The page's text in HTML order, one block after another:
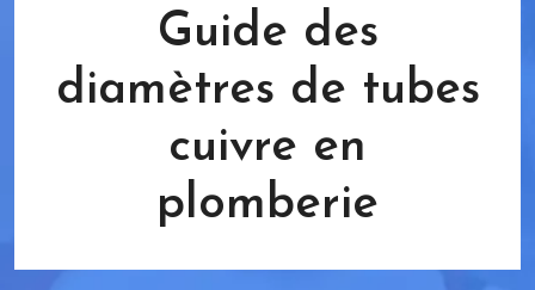
Guide des
diamètres de tubes
cuivre en
plomberie